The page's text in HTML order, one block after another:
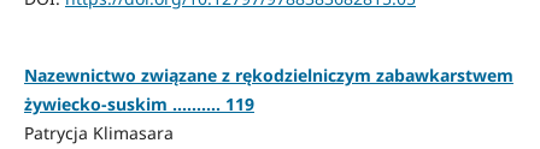
Nazewnictwo związane z rękodzielniczym zabawkarstwem
żywiecko-suskim .......... 119
Patrycja Klimasara